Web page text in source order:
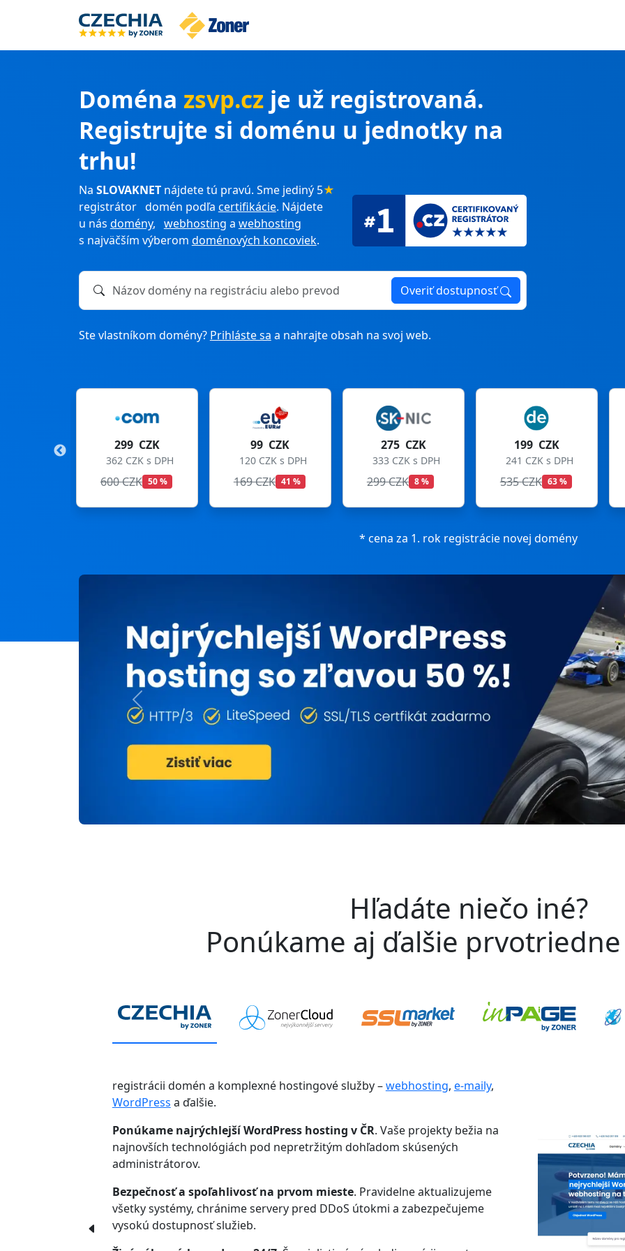
Doména zsvp.cz je už registrovaná.
Registrujte si doménu u jednotky na
trhu!
Na SLOVAKNETnájdete tú pravú. Sme jediný 5★
registrátor domén podľa certifikácie. Nájdete
u nás domény, webhosting a webhosting
s najväčším výberom doménových koncoviek.
Názov domény na registráciu alebo prevod Overiť dostupnosť
Ste vlastníkom domény? Prihláste sa a nahrajte obsah na svoj web.
99 CZK
120 CZK s DPH
169 CZK 41 %
275 CZK
333 CZK s DPH
299 CZK 8 %
199 CZK
241 CZK s DPH
535 CZK 63 %
199 CZK
241 CZK s DPH
699 CZK 72 %
* cena za 1. rok registrácie novej domény
Previous
Hľadáte niečo iné?
Ponúkame aj ďalšie
registrácii domén a komplexné hostingové služby –webhosting, e-maily,
WordPress a ďalšie.
Ponúkame najrýchlejší WordPress hosting v ČR. Vaše projekty bežia na
najnovších technológiách pod nepretržitým dohľadom skúsených
administrátorov.
Bezpečnosť a spoľahlivosť na prvom mieste. Pravidelne aktualizujeme
všetky systémy, chránime servery pred DDoS útokmi a zabezpečujeme
vysokú dostupnosť služieb.